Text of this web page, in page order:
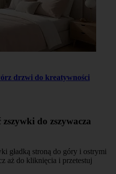
drzwi do kreatywności
do zszywacza
gładką stroną do góry i ostrymi
aż do kliknięcia i przetestuj